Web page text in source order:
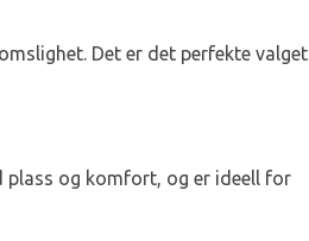
Det er det perfekte valget
plass og komfort, og er ideell for